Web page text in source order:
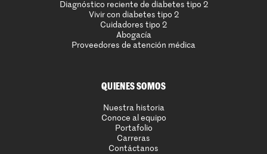
Diagnóstico reciente de diabetes tipo 2
Vivir con diabetes tipo 2
Cuidadores tipo 2
Abogacía
Proveedores de atención médica
QUIENES SOMOS
Nuestra historia
Conoce al equipo
Portafolio
Carreras
Contáctanos